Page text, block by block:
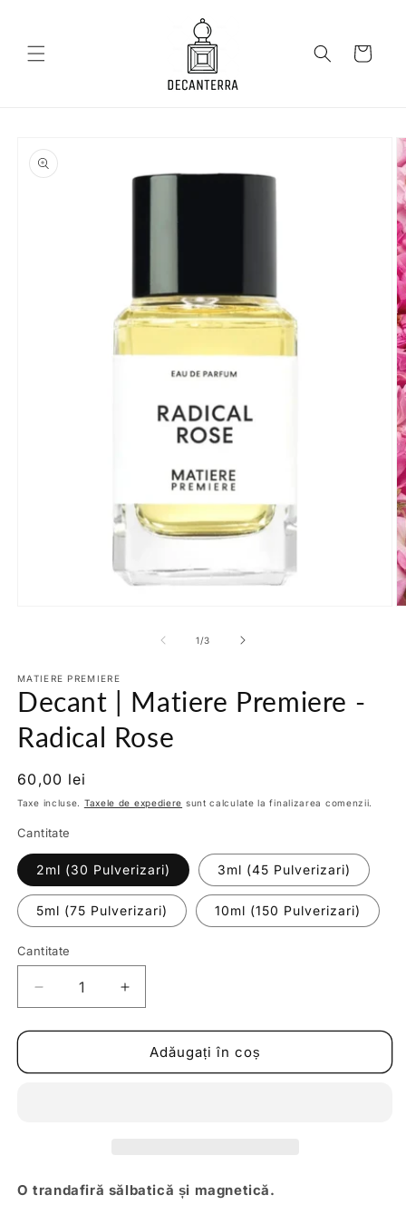
Coș
despre
produs
1/din
3
MATIERE PREMIERE
Decant | Matiere Premiere -
Radical Rose
Preț
obișnuit
60,00 lei
Taxe incluse. Taxele de expediere sunt calculate la finalizarea comenzii.
Cantitate
2ml (30 Pulverizari) 3ml (45 Pulverizari)
5ml (75 Pulverizari) 10ml (150 Pulverizari)
Cantitate
Reduceți
cantitatea
pentru
|
Creșteți
cantitatea
pentru
Decant
|
Adăugați în coș
O trandafiră sălbatică și magnetică.